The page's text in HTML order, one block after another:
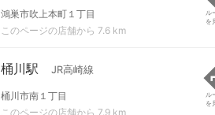
鴻巣市吹上本町１丁目
このページの店舗から 7.6 km
ル
を
桶川駅 JR高崎線
桶川市南１丁目
このページの店舗から 7.9 km
ル
を